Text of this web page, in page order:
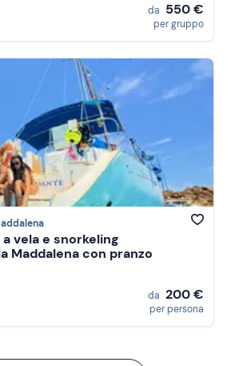
da 550 €
per gruppo
vela e snorkeling
Maddalena con pranzo
da 200 €
per persona